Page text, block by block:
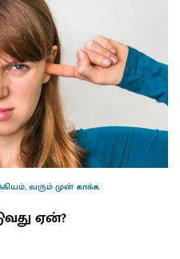
, வரும் முன் காக்க
ஏன்?